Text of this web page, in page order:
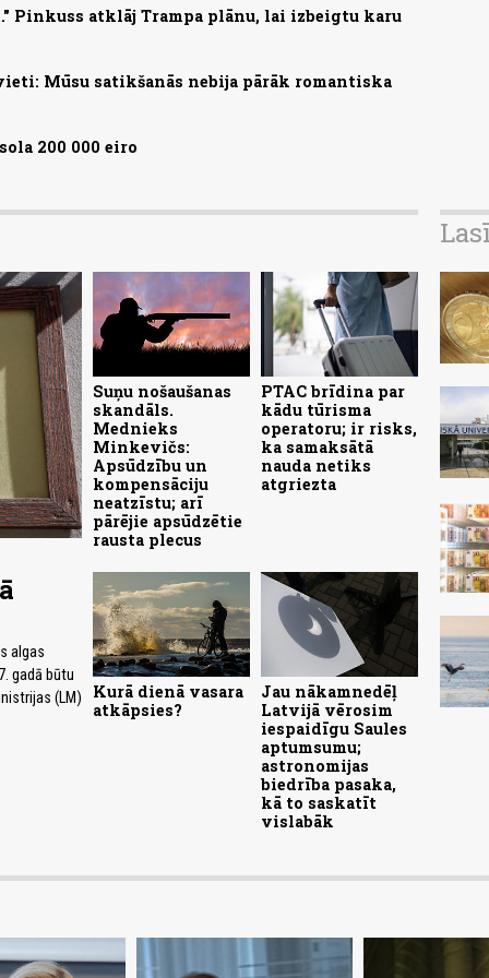
Pinkuss atklāj Trampa plānu, lai izbeigtu karu
Mūsu satikšanās nebija pārāk romantiska
200 000 eiro
algas
gadā būtu
(LM)
Suņu nošaušanas
skandāls.
Mednieks
Minkevičs:
Apsūdzību un
kompensāciju
neatzīstu; arī
pārējie apsūdzētie
rausta plecus
PTAC brīdina par
kādu tūrisma
operatoru; ir risks,
ka samaksātā
nauda netiks
atgriezta
Kurā dienā vasara
atkāpsies?
Jau nākamnedēļ
Latvijā vērosim
iespaidīgu Saules
aptumsumu;
astronomijas
biedrība pasaka,
kā to saskatīt
vislabāk